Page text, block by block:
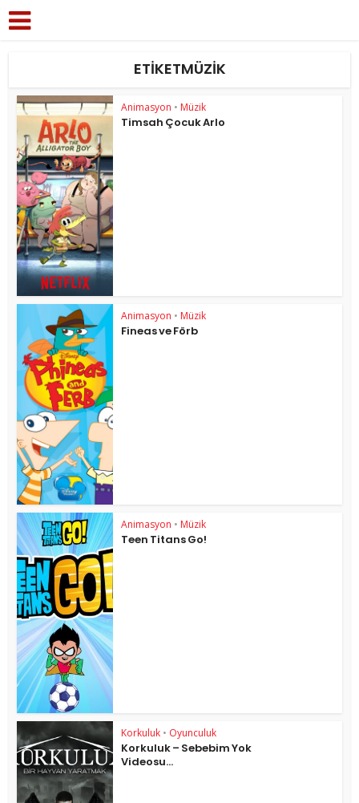
ETIKETMÜZIK
Animasyon • Müzik
Timsah Çocuk Arlo
Animasyon • Müzik
Fineas ve Förb
Animasyon • Müzik
Teen Titans Go!
Korkuluk • Oyunculuk
Korkuluk – Sebebim Yok
Videosu…